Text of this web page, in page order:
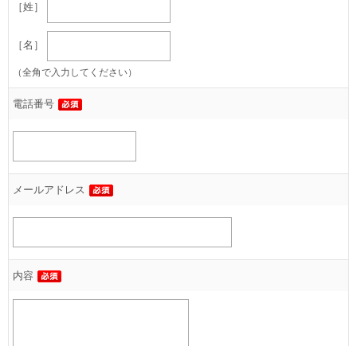
［姓］
［名］
（全角で入力してください）
電話番号
メールアドレス
内容